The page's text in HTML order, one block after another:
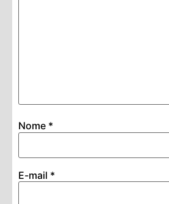
Nome *
E-mail *